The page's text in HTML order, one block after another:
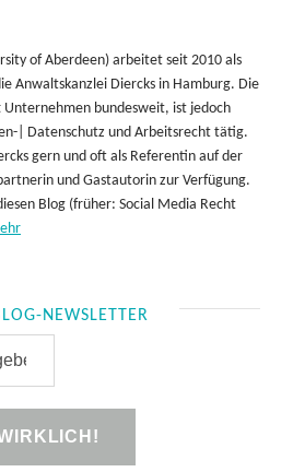
of Aberdeen) arbeitet seit 2010 als
Anwaltskanzlei Diercks in Hamburg. Die
bundesweit, ist jedoch
| Datenschutz und Arbeitsrecht tätig.
gern und oft als Referentin auf der
und Gastautorin zur Verfügung.
Blog (früher: Social Media Recht
NEWSLETTER